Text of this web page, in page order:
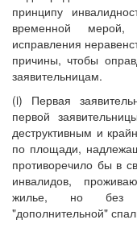
принципу
временной мерой,
исправления
причины, чтобы
заявительницам.
(i) Первая
первой
деструктивным и
по площади,
противоречило бы в
инвалидов,
жилье, но без
"дополнительной"